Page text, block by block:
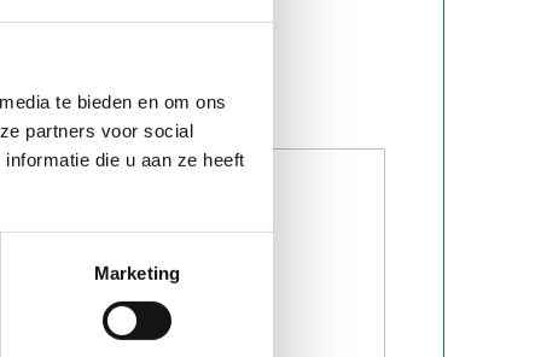
te bieden en om ons
partners voor social
die u aan ze heeft
Marketing